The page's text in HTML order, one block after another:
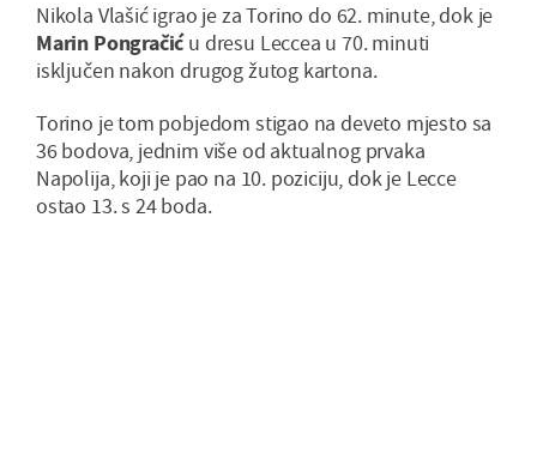
Nikola Vlašić igrao je za Torino do 62. minute, dok je
Marin Pongračiću dresu Leccea u 70. minuti
isključen nakon drugog žutog kartona.
Torino je tom pobjedom stigao na deveto mjesto sa
36 bodova, jednim više od aktualnog prvaka
Napolija, koji je pao na 10. poziciju, dok je Lecce
ostao 13. s 24 boda.